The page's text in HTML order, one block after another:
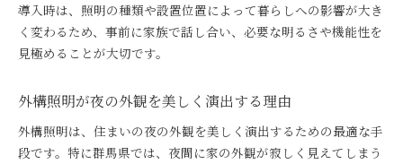
導入時は、照明の種類や設置位置によって暮らしへの影響が大き
く変わるため、事前に家族で話し合い、必要な明るさや機能性を
見極めることが大切です。
外構照明が夜の外観を美しく演出する理由
外構照明は、住まいの夜の外観を美しく演出するための最適な手
段です。特に群馬県では、夜間に家の外観が寂しく見えてしまう